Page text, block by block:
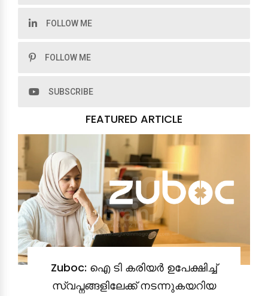
FOLLOW ME
FOLLOW ME
SUBSCRIBE
FEATURED ARTICLE
Zuboc: ഐ ടി കരിയർ ഉപേക്ഷിച്ച്
സ്വപ്നങ്ങളിലേക്ക് നടന്നുകയറിയ